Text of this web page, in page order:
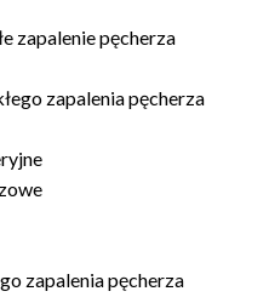
zapalenie pęcherza
zapalenia pęcherza
zapalenia pęcherza